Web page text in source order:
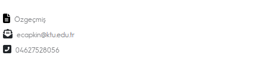
Özgeçmiş
ecapkin
04627528056